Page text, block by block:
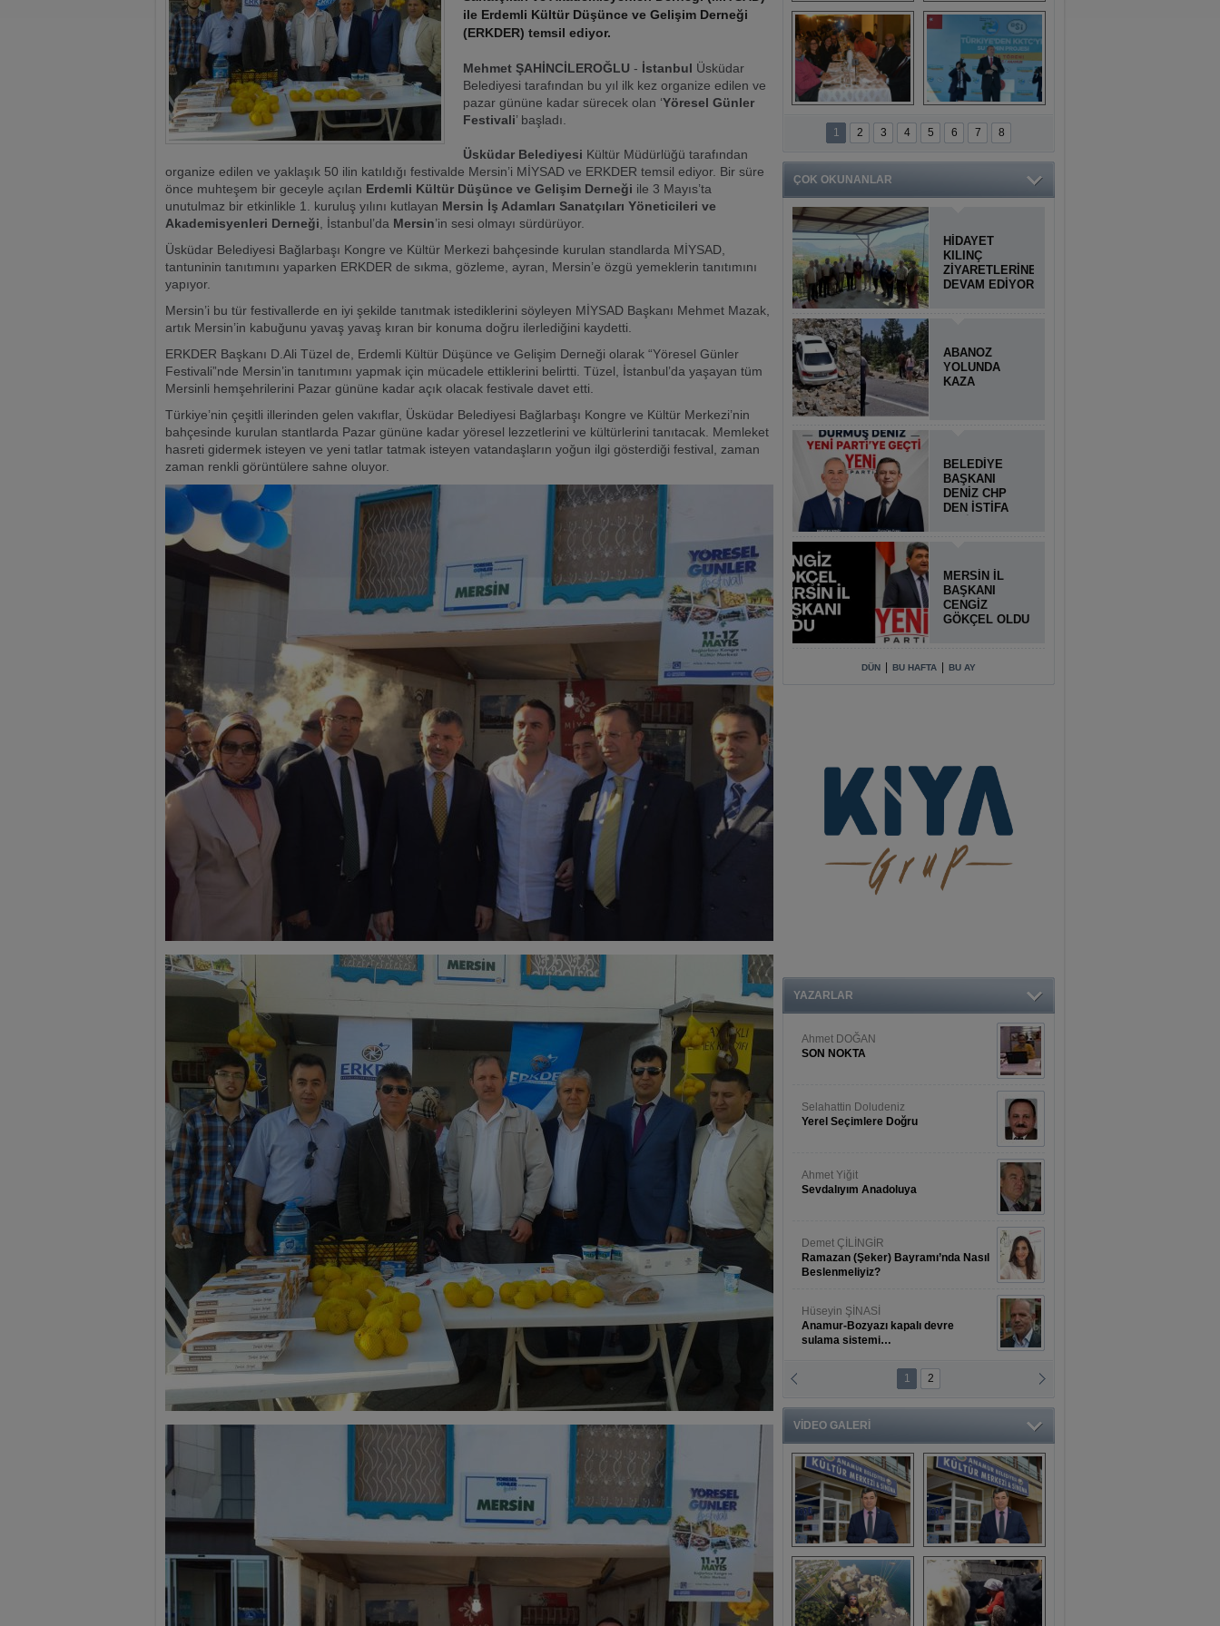
ile Erdemli Kültür Düşünce ve Gelişim Derneği
(ERKDER) temsil ediyor.
Mehmet ŞAHİNCİLEROĞLU - İstanbul Üsküdar
Belediyesi tarafından bu yıl ilk kez organize edilen ve
pazar gününe kadar sürecek olan ‘Yöresel Günler
Festivali’ başladı.
Üsküdar Belediyesi Kültür Müdürlüğü tarafından
organize edilen ve yaklaşık 50 ilin katıldığı festivalde Mersin’i MİYSAD ve ERKDER temsil ediyor. Bir süre
önce muhteşem bir geceyle açılan Erdemli Kültür Düşünce ve Gelişim Derneği ile 3 Mayıs’ta
unutulmaz bir etkinlikle 1. kuruluş yılını kutlayan Mersin İş Adamları Sanatçıları Yöneticileri ve
Akademisyenleri Derneği , İstanbul’da Mersin’in sesi olmayı sürdürüyor.
Üsküdar Belediyesi Bağlarbaşı Kongre ve Kültür Merkezi bahçesinde kurulan standlarda MİYSAD,
tantuninin tanıtımını yaparken ERKDER de sıkma, gözleme, ayran, Mersin’e özgü yemeklerin tanıtımını
yapıyor.
Mersin’i bu tür festivallerde en iyi şekilde tanıtmak istediklerini söyleyen MİYSAD Başkanı Mehmet Mazak,
artık Mersin’in kabuğunu yavaş yavaş kıran bir konuma doğru ilerlediğini kaydetti.
ERKDER Başkanı D.Ali Tüzel de, Erdemli Kültür Düşünce ve Gelişim Derneği olarak “Yöresel Günler
Festivali”nde Mersin’in tanıtımını yapmak için mücadele ettiklerini belirtti. Tüzel, İstanbul’da yaşayan tüm
Mersinli hemşehrilerini Pazar gününe kadar açık olacak festivale davet etti.
Türkiye’nin çeşitli illerinden gelen vakıflar, Üsküdar Belediyesi Bağlarbaşı Kongre ve Kültür Merkezi’nin
bahçesinde kurulan stantlarda Pazar gününe kadar yöresel lezzetlerini ve kültürlerini tanıtacak. Memleket
hasreti gidermek isteyen ve yeni tatlar tatmak isteyen vatandaşların yoğun ilgi gösterdiği festival, zaman
zaman renkli görüntülere sahne oluyor.
Titiopolis Antik
Kenti tanıtımı
Doğan Cüceloğlu,
İstanbul’da Mersinli
hemşerileriyle
buluştu
Anamurlular
Buluşması
KKTC’ye Su Temin
Projesi açılışı
1 2 3 4 5 6 7 8
ÇOK OKUNANLAR
HİDAYET
KILINÇ
ZİYARETLERİNE
DEVAM EDİYOR
ABANOZ
YOLUNDA
KAZA
BELEDİYE
BAŞKANI
DENİZ CHP
DEN İSTİFA
MERSİN İL
BAŞKANI
CENGİZ
GÖKÇEL OLDU
DÜN BU HAFTA BU AY
YAZARLAR
Ahmet DOĞAN
SON NOKTA
Selahattin Doludeniz
Yerel Seçimlere Doğru
Ahmet Yiğit
Sevdalıyım Anadoluya
Demet ÇİLİNGİR
Ramazan (Şeker) Bayramı’nda Nasıl
Beslenmeliyiz?
Hüseyin ŞİNASİ
Anamur-Bozyazı kapalı devre
sulama sistemi…
Bünyesinde Bahar Şöleni
1 2
VİDEO GALERİ
Başkan Türe'den
sansür açıklaması
Mahsun
Kırmızıgül’ün
filmine başkan
Mehmet Türe’den
sansür!